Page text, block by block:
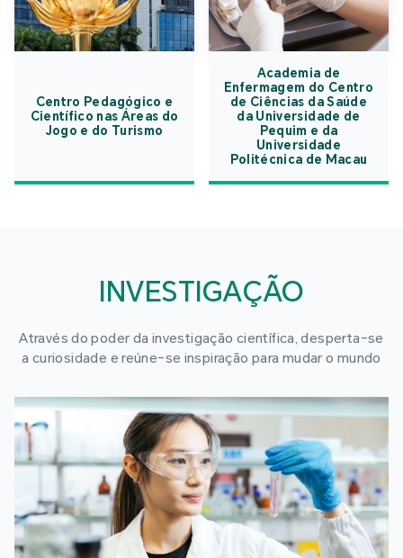
Centro Pedagógico e
Científico nas Áreas do
Jogo e do Turismo
Academia de
Enfermagem do Centro
de Ciências da Saúde
da Universidade de
Pequim e da
Universidade
Politécnica de Macau
INVESTIGAÇÃO
Através do poder da investigação científica, desperta-se
a curiosidade e reúne-se inspiração para mudar o mundo